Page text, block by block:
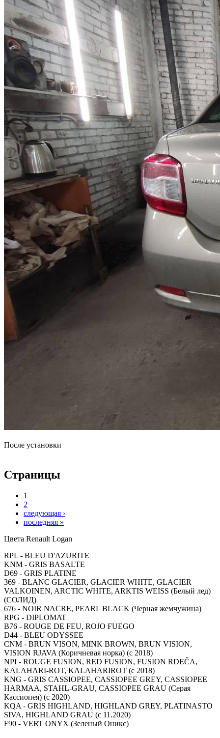
После установки
Страницы
1
2
следующая ›
последняя »
Цвета Renault Logan
RPL - BLEU D'AZURITE
KNM - GRIS BASALTE
D69 - GRIS PLATINE
369 - BLANC GLACIER, GLACIER WHITE, GLACIER
VALKOINEN, ARCTIC WHITE, ARKTIS WEISS (Белый лед)
(СОЛИД)
676 - NOIR NACRE, PEARL BLACK (Черная жемчужина)
RPG - DIPLOMAT
B76 - ROUGE DE FEU, ROJO FUEGO
D44 - BLEU ODYSSEE
CNM - BRUN VISON, MINK BROWN, BRUN VISION,
VISION RJAVA (Коричневая норка) (с 2018)
NPI - ROUGE FUSION, RED FUSION, FUSION RDEČA,
KALAHARI-ROT, KALAHARIROT (с 2018)
KNG - GRIS CASSIOPEE, CASSIOPEE GREY, CASSIOPEE
HARMAA, STAHL-GRAU, CASSIOPEE GRAU (Серая
Кассиопея) (с 2020)
KQA - GRIS HIGHLAND, HIGHLAND GREY, PLATINASTO
SIVA, HIGHLAND GRAU (с 11.2020)
F90 - VERT ONYX (Зеленый Оникс)